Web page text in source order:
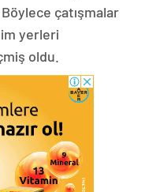
çatışmalar
yerleri
oldu.